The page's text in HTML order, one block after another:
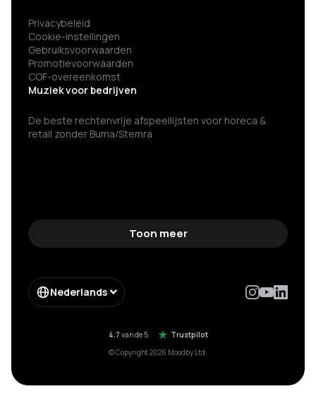
Privacybeleid
Cookie-instellingen
Gebruiksvoorwaarden
Promotievoorwaarden
COF-overeenkomst
Muziek voor bedrijven
De beste rechtenvrije afspeellijsten voor horeca &
retail zonder Buma/Stemra
Toon meer
Nederlands
4.7 van de 5
Trustpilot
© Copyright 2026 Moodby Ltd.